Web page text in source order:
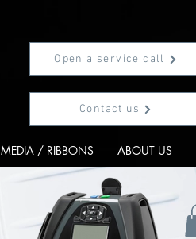
Open a service call
Contact us
MEDIA / RIBBONS ABOUT US